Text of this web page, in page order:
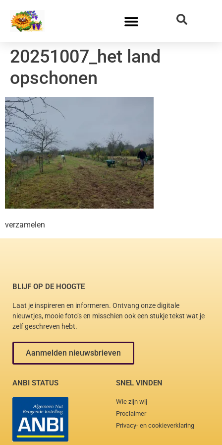
20251007_het land
opschonen
verzamelen
BLIJF OP DE HOOGTE
Laat je inspireren en informeren. Ontvang onze digitale
nieuwtjes, mooie foto’s en misschien ook een stukje tekst wat je
zelf geschreven hebt.
Aanmelden nieuwsbrieven
ANBI STATUS SNEL VINDEN
Wie zijn wij
Proclaimer
Privacy- en cookieverklaring